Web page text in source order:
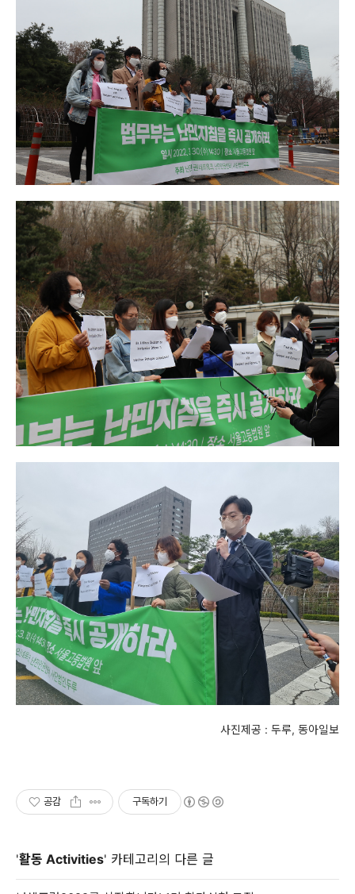
사진제공 : 두루, 동아일보
공감 구독하기
'활동 Activities' 카테고리의 다른 글